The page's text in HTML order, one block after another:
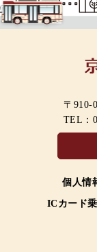
〒910-
TEL：
個人情
ICカード